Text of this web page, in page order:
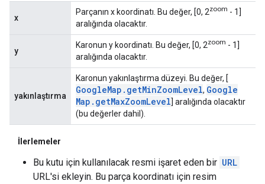
x
Parçanın x koordinatı. Bu değer, [0, 2zoom - 1]
aralığında olacaktır.
y
Karonun y koordinatı. Bu değer, [0, 2zoom - 1]
aralığında olacaktır.
yakınlaştırma
Karonun yakınlaştırma düzeyi. Bu değer, [
GoogleMap . getMinZoomLevel, Google
Map . getMaxZoomLevel] aralığında olacaktır
(bu değerler dahil).
İlerlemeler
Bu kutu için kullanılacak resmi işaret eden bir URL
URL'si ekleyin. Bu parça koordinatı için resim